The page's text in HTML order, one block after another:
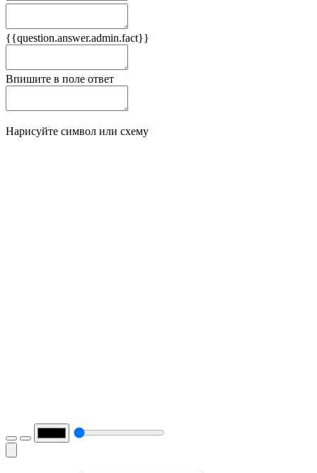
{{question.answer.admin.fact}}
Впишите в поле ответ
Нарисуйте символ или схему